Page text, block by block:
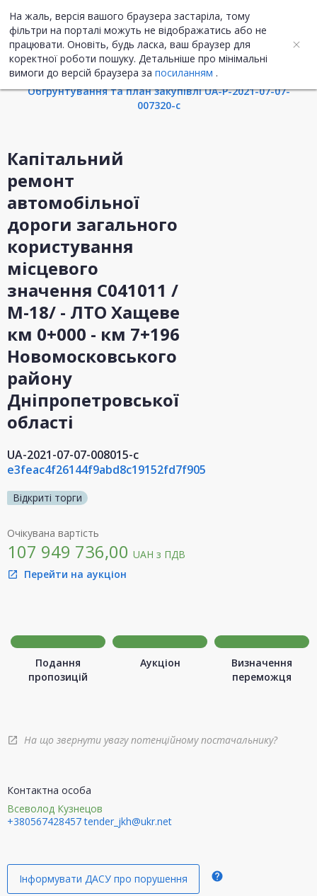
На жаль, версія вашого браузера застаріла, тому
фільтри на порталі можуть не відображатись або не
працювати. Оновіть, будь ласка, ваш браузер для
коректної роботи пошуку. Детальніше про мінімальні
вимоги до версій браузера за посиланням .
UA ENG
Інформація про закупівлю
Обгрунтування та план закупівлі UA-P-2021-07-07-
007320-c
Капітальний
ремонт
автомобільної
дороги загального
користування
місцевого
значення С041011 /
М-18/ - ЛТО Хащеве
км 0+000 - км 7+196
Новомосковського
району
Дніпропетровської
області
UA-2021-07-07-008015-c
e3feac4f26144f9abd8c19152fd7f905
Відкриті торги
Очікувана вартість
107 949 736,00 UAH з ПДВ
open_in_new Перейти на аукціон
Подання
пропозицій
Аукціон
Визначення
переможця
open_in_new На що звернути увагу потенційному постачальнику?
Контактна особа
Всеволод Кузнецов
+380567428457 tender_jkh@ukr.net
Інформувати ДАСУ про порушення help